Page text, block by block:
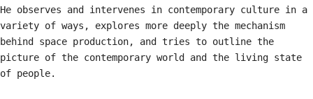
He observes and intervenes in contemporary culture in a
variety of ways, explores more deeply the mechanism
behind space production, and tries to outline the
picture of the contemporary world and the living state
of people.